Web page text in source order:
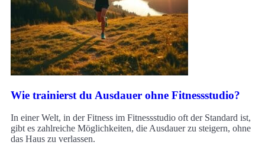
Wie trainierst du Ausdauer ohne Fitnessstudio?
In einer Welt, in der Fitness im Fitnessstudio oft der Standard ist,
gibt es zahlreiche Möglichkeiten, die Ausdauer zu steigern, ohne
das Haus zu verlassen.